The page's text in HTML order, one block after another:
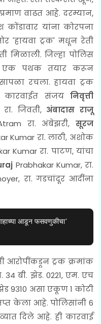
वाढत आहे. दरम्यान,
यांना कोरपना
'हायवा ट्रक' मधून रेती
मिळाली. जिल्हा पोलिस
एक पथक तयार करून
रचला. हायवा ट्रक
कारवाईत संजय निवृत्ती
रा. जिवती, अंबादास राजू
रा. अंबेझरी,सूरज
Kumar रा. लाठी, अशोक
Kumarरा. पाटण, यांचा
Prabhakar Kumar, रा.
रा. गडचांदूर आदींना
आडून फसवणुकीचा’
आरोपींकडून ट्रक क्रमांक
34 बी. झेड. 0221, एम. एच
9310 असा एकूण 1 कोटी
केला आहे. पोलिसांनी 6
दिले आहे. ही कारवाई